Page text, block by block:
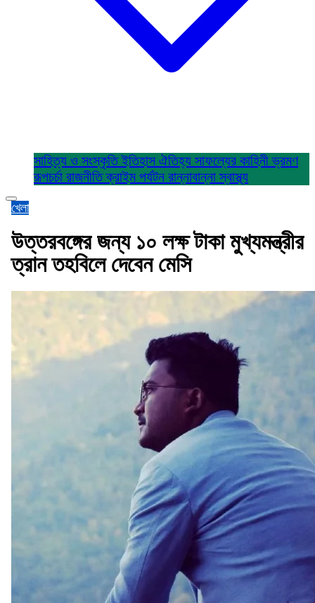
সাহিত্য ও সংস্কৃতিইতিহাস ঐতিহ্য সাফল্যের কাহিনীভ্রমণ
রূপচর্চা রাজনীতিক্রাইম পর্যটন রান্নাবান্নাস্বাস্থ্য
খেলা
উত্তরবঙ্গের জন্য ১০ লক্ষ টাকা মুখ্যমন্ত্রীর
ত্রান তহবিলে দেবেন মেসি